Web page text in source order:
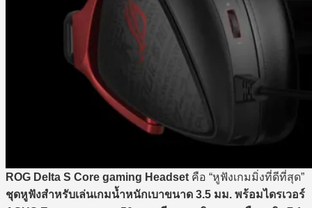
ROG Delta S Core gaming Headsetคือ “หูฟังเกมมิ่งที่ดีที่สุด”
ชุดหูฟังสำหรับเล่นเกมน้ำหนักเบาขนาด 3.5 มม. พร้อมไดรเวอร์
ASUS Essence ขนาด 50 มม. เสียงรอบทิศทางเสมือนจริง 7.1